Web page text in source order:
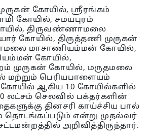
கோயில், ஸ்ரீரங்கம்
கோயில், சமயபுரம்
திருவண்ணாமலை
கோயில், திருத்தணி முருகன்
மாசாணியம்மன் கோயில்,
கோயில்,
முருகன் கோயில், மருதமலை
மற்றும் பெரியபாளையம்
ஆகிய 10 கோயில்களில்
லட்சம் செலவில் பக்தர்களின்
தினசரி காய்ச்சிய பால்
தொடங்கப்படும் என்று முதல்வர்
அறிவித்திருந்தார்.